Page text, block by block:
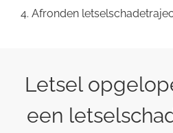
4. Afronden
Letsel
een